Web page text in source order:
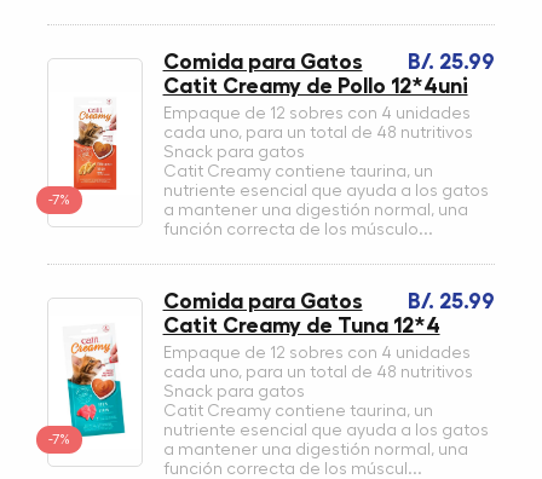
-7%
B/. 25.99
Comida para Gatos
Catit Creamy de Pollo 12*4uni
Empaque de 12 sobres con 4 unidades
cada uno, para un total de 48 nutritivos
Snack para gatos
Catit Creamy contiene taurina, un
nutriente esencial que ayuda a los gatos
a mantener una digestión normal, una
función correcta de los músculo...
-7%
B/. 25.99
Comida para Gatos
Catit Creamy de Tuna 12*4
Empaque de 12 sobres con 4 unidades
cada uno, para un total de 48 nutritivos
Snack para gatos
Catit Creamy contiene taurina, un
nutriente esencial que ayuda a los gatos
a mantener una digestión normal, una
función correcta de los múscul...